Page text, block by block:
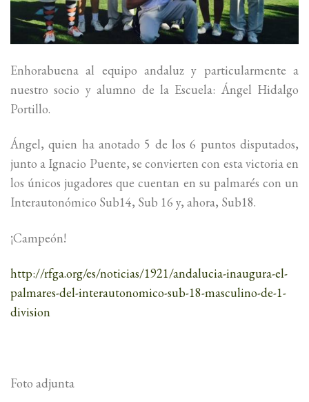
Enhorabuena al equipo andaluz y particularmente a
nuestro socio y alumno de la Escuela: Ángel Hidalgo
Portillo.
Ángel, quien ha anotado 5 de los 6 puntos disputados,
junto a Ignacio Puente, se convierten con esta victoria en
los únicos jugadores que cuentan en su palmarés con un
Interautonómico Sub14, Sub 16 y, ahora, Sub18.
¡Campeón!
http://rfga.org/es/noticias/1921/andalucia-inaugura-el-
palmares-del-interautonomico-sub-18-masculino-de-1-
division
Foto adjunta